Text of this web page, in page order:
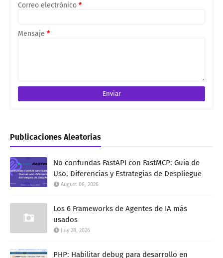
Correo electrónico *
Mensaje *
Publicaciones Aleatorias
No confundas FastAPI con FastMCP: Guía de
Uso, Diferencias y Estrategias de Despliegue
August 06, 2026
Los 6 Frameworks de Agentes de IA más
usados
July 28, 2026
PHP: Habilitar debug para desarrollo en